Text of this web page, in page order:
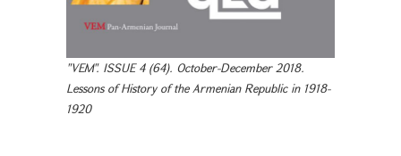
"VEM". ISSUE 4 (64). October-December 2018.
Lessons of History of the Armenian Republic in 1918-
1920